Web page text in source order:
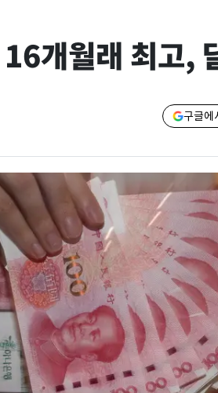
개월래 최고,
구글에